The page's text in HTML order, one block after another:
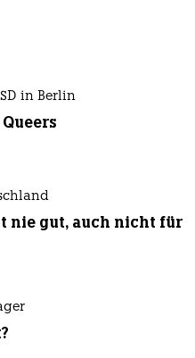
in Berlin
nie gut, auch nicht für